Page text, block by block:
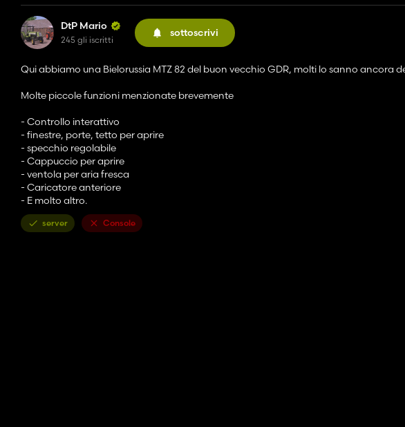
DtP Mario
245 gli iscritti
sottoscrivi
Qui abbiamo una Bielorussia MTZ 82 del buon vecchio GDR, molti lo sanno ancora
Molte piccole funzioni menzionate brevemente
- Controllo interattivo
- finestre, porte, tetto per aprire
- specchio regolabile
- Cappuccio per aprire
- ventola per aria fresca
- Caricatore anteriore
- E molto altro.
server Console